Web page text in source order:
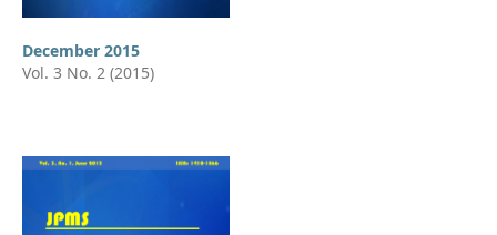
December 2015
Vol. 3 No. 2 (2015)